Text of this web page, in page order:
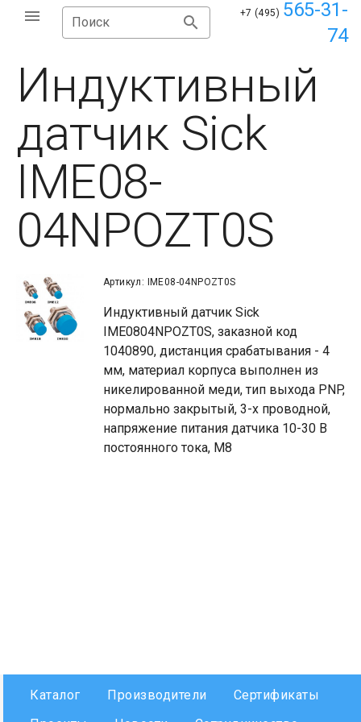
Поиск
+7 (495) 565-31-
74
Индуктивный
датчик Sick
IME08-
04NPOZT0S
Артикул: IME08-04NPOZT0S
Индуктивный датчик Sick
IME0804NPOZT0S, заказной код
1040890, дистанция срабатывания - 4
мм, материал корпуса выполнен из
никелированной меди, тип выхода PNP,
нормально закрытый, 3-х проводной,
напряжение питания датчика 10-30 В
постоянного тока, М8
Каталог Производители
Сертификаты